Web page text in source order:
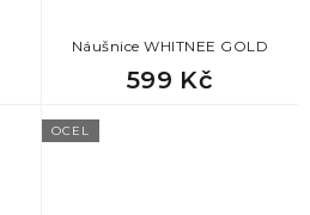
Náušnice WHITNEE GOLD
599 Kč
OCEL